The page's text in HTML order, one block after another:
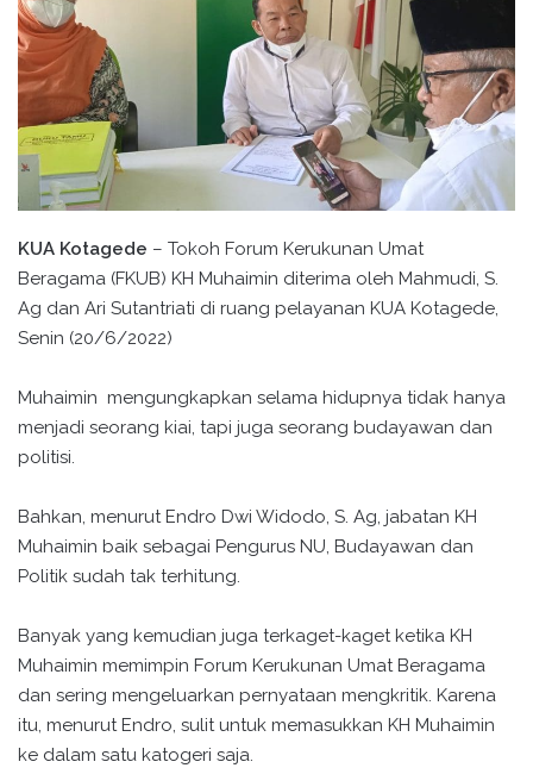
KUA Kotagede – Tokoh Forum Kerukunan Umat
Beragama (FKUB) KH Muhaimin diterima oleh Mahmudi, S.
Ag dan Ari Sutantriati di ruang pelayanan KUA Kotagede,
Senin (20/6/2022)
Muhaimin mengungkapkan selama hidupnya tidak hanya
menjadi seorang kiai, tapi juga seorang budayawan dan
politisi.
Bahkan, menurut Endro Dwi Widodo, S. Ag, jabatan KH
Muhaimin baik sebagai Pengurus NU, Budayawan dan
Politik sudah tak terhitung.
Banyak yang kemudian juga terkaget-kaget ketika KH
Muhaimin memimpin Forum Kerukunan Umat Beragama
dan sering mengeluarkan pernyataan mengkritik. Karena
itu, menurut Endro, sulit untuk memasukkan KH Muhaimin
ke dalam satu katogeri saja.